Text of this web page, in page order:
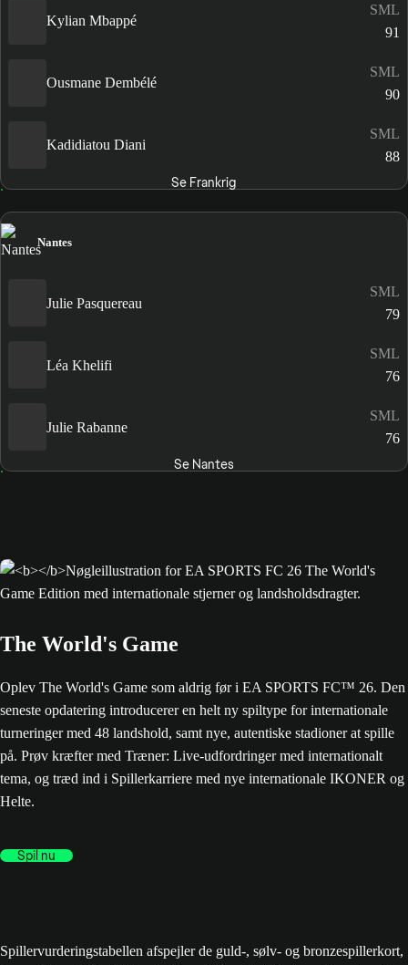
Kylian Mbappé
SML
91
Ousmane Dembélé
SML
90
Kadidiatou Diani
SML
88
Se Frankrig
Nantes
Julie Pasquereau
SML
79
Léa Khelifi
SML
76
Julie Rabanne
SML
76
Se Nantes
The World's Game
Oplev The World's Game som aldrig før i EA SPORTS FC™ 26. Den
seneste opdatering introducerer en helt ny spiltype for internationale
turneringer med 48 landshold, samt nye, autentiske stadioner at spille
på. Prøv kræfter med Træner: Live-udfordringer med internationalt
tema, og træd ind i Spillerkarriere med nye internationale IKONER og
Helte.
Spil nu
Spillervurderingstabellen afspejler de guld-, sølv- og bronzespillerkort,